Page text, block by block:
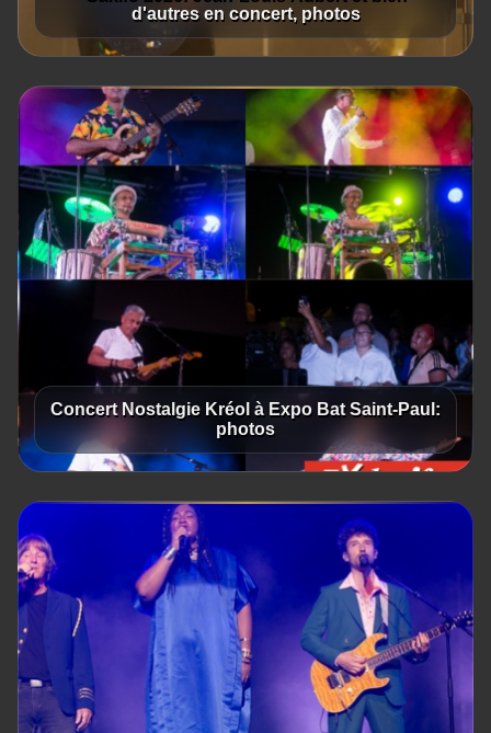
d'autres en concert, photos
Concert Nostalgie Kréol à Expo Bat Saint-Paul:
photos